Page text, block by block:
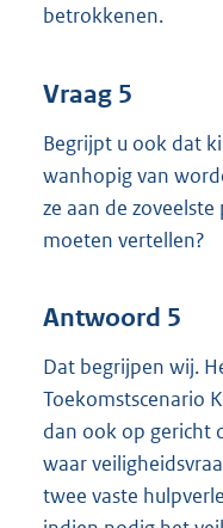
betrokkenen.
Vraag 5
Begrijpt u ook dat
wanhopig van
ze aan de
moeten vertellen?
Antwoord 5
Dat begrijpen wij.
Toekomstscenario
dan ook op gericht
waar
twee vaste